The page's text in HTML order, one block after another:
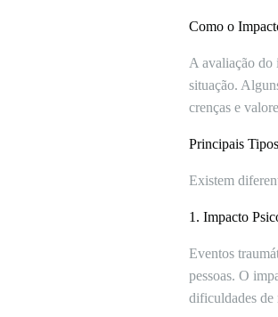
Como o
A avaliação do
situação.
crenças e
Principais
Existem
1. Impacto
Eventos
pessoas. O
dificuldades de